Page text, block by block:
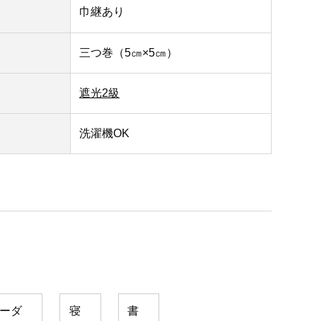
巾継あり
三つ巻（5㎝×5㎝）
遮光2級
洗濯機OK
ダ
寝
書